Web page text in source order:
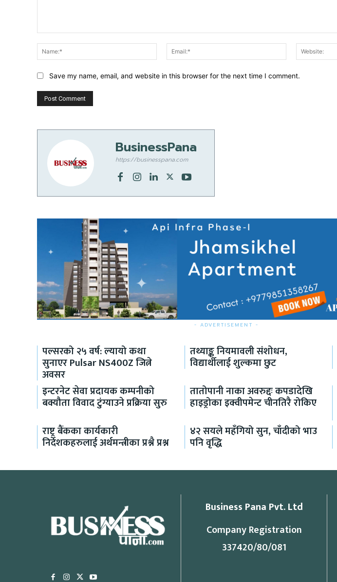
Name:*
Email:*
Save my name, email, and website in this browser for the next time I comment.
BusinessPana
https://businesspana.com
- ADVERTISEMENT -
पल्सरको २५ वर्ष: ल्यायो कथा
सुनाएर Pulsar NS400Z जित्ने
अवसर
तथ्याङ्क नियमावली संशोधन,
विद्यार्थीलाई शुल्कमा छुट
इन्टरनेट सेवा प्रदायक कम्पनीको
बक्यौता विवाद टुंग्याउने प्रक्रिया सुरु
तातोपानी नाका अवरुद्दः कपडादेखि
हाइड्रोका इक्वीपमेन्ट चीनतिरै रोकिए
राष्ट्र बैंकका कार्यकारी
निर्देशकहरुलाई अर्थमन्त्रीका प्रश्नै प्रश्न
४२ सयले महँगियो सुन, चाँदीको भाउ
पनि वृद्धि
Business Pana Pvt. Ltd
Company Registration
337420/80/081